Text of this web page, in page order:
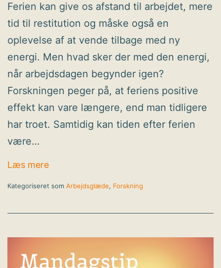
Ferien kan give os afstand til arbejdet, mere
tid til restitution og måske også en
oplevelse af at vende tilbage med ny
energi. Men hvad sker der med den energi,
når arbejdsdagen begynder igen?
Forskningen peger på, at feriens positive
effekt kan vare længere, end man tidligere
har troet. Samtidig kan tiden efter ferien
være…
Læs mereFeriens positive effekt varer længere end
Kategoriseret som Arbejdsglæde, Forskning